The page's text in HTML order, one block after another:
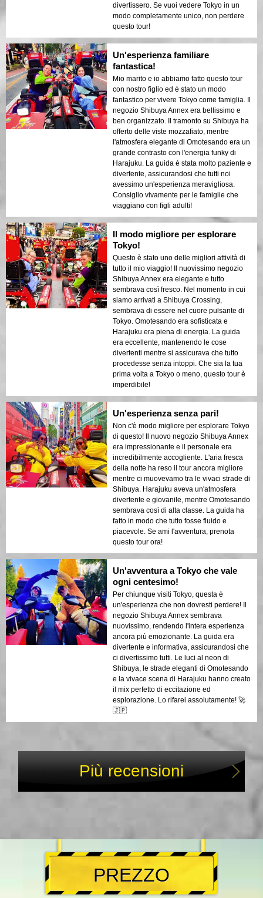
divertissero. Se vuoi vedere Tokyo in un
modo completamente unico, non perdere
questo tour!
Un'esperienza familiare
fantastica!
Mio marito e io abbiamo fatto questo tour
con nostro figlio ed è stato un modo
fantastico per vivere Tokyo come famiglia. Il
negozio Shibuya Annex era bellissimo e
ben organizzato. Il tramonto su Shibuya ha
offerto delle viste mozzafiato, mentre
l'atmosfera elegante di Omotesando era un
grande contrasto con l'energia funky di
Harajuku. La guida è stata molto paziente e
divertente, assicurandosi che tutti noi
avessimo un'esperienza meravigliosa.
Consiglio vivamente per le famiglie che
viaggiano con figli adulti!
Il modo migliore per esplorare
Tokyo!
Questo è stato uno delle migliori attività di
tutto il mio viaggio! Il nuovissimo negozio
Shibuya Annex era elegante e tutto
sembrava così fresco. Nel momento in cui
siamo arrivati a Shibuya Crossing,
sembrava di essere nel cuore pulsante di
Tokyo. Omotesando era sofisticata e
Harajuku era piena di energia. La guida
era eccellente, mantenendo le cose
divertenti mentre si assicurava che tutto
procedesse senza intoppi. Che sia la tua
prima volta a Tokyo o meno, questo tour è
imperdibile!
Un'esperienza senza pari!
Non c'è modo migliore per esplorare Tokyo
di questo! Il nuovo negozio Shibuya Annex
era impressionante e il personale era
incredibilmente accogliente. L'aria fresca
della notte ha reso il tour ancora migliore
mentre ci muovevamo tra le vivaci strade di
Shibuya. Harajuku aveva un'atmosfera
divertente e giovanile, mentre Omotesando
sembrava così di alta classe. La guida ha
fatto in modo che tutto fosse fluido e
piacevole. Se ami l'avventura, prenota
questo tour ora!
Un'avventura a Tokyo che vale
ogni centesimo!
Per chiunque visiti Tokyo, questa è
un'esperienza che non dovresti perdere! Il
negozio Shibuya Annex sembrava
nuovissimo, rendendo l'intera esperienza
ancora più emozionante. La guida era
divertente e informativa, assicurandosi che
ci divertissimo tutti. Le luci al neon di
Shibuya, le strade eleganti di Omotesando
e la vivace scena di Harajuku hanno creato
il mix perfetto di eccitazione ed
esplorazione. Lo rifarei assolutamente! 🚀
🇯🇵
Più recensioni
PREZZO